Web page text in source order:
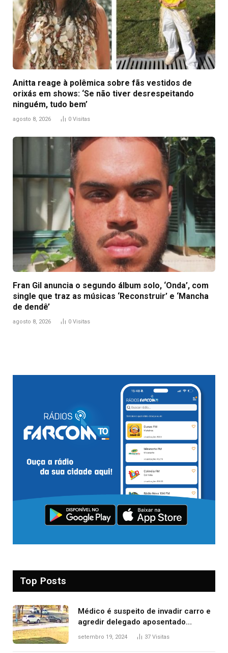
Anitta reage à polêmica sobre fãs vestidos de
orixás em shows: ‘Se não tiver desrespeitando
ninguém, tudo bem’
agosto 8, 2026 0 Visitas
Fran Gil anuncia o segundo álbum solo, ‘Onda’, com
single que traz as músicas ‘Reconstruir’ e ‘Mancha
de dendê’
agosto 8, 2026 0 Visitas
Top Posts
Médico é suspeito de invadir carro e
agredir delegado aposentado
durante confusão no trânsito
setembro 19, 2024 37 Visitas